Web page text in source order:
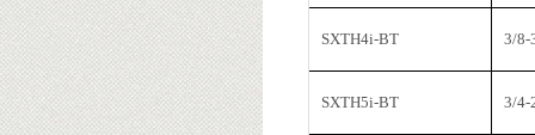
SXTH4i-BT 3/8-
SXTH5i-BT 3/4-